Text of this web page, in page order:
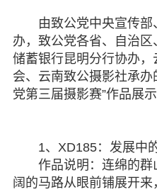
专委会
书香
电子
视频
联系
由致公党中央宣传部
办，致公党各省、自治
储蓄银行昆明分行协办
会、云南致公摄影社承
党第三届摄影赛”作品展
1、XD185：发展中
作品说明：连绵的群
阔的马路从眼前铺展开